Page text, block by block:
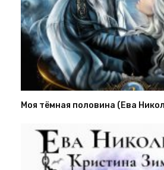
Моя тёмная половина (Ева